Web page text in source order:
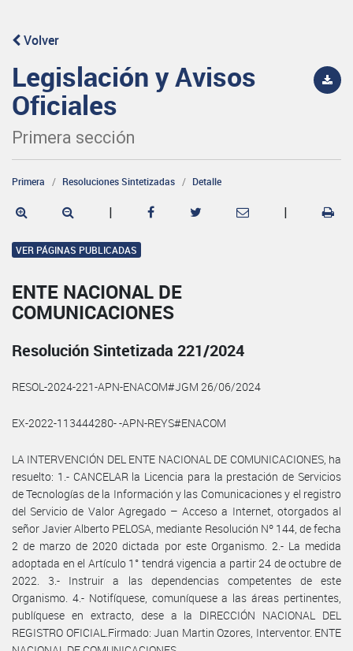
Volver
Legislación y Avisos
Oficiales
Primera sección
Primera Resoluciones Sintetizadas Detalle
| |
VER PÁGINAS PUBLICADAS
ENTE NACIONAL DE
COMUNICACIONES
Resolución Sintetizada 221/2024
RESOL-2024-221-APN-ENACOM#JGM 26/06/2024
EX-2022-113444280- -APN-REYS#ENACOM
LA INTERVENCIÓN DEL ENTE NACIONAL DE COMUNICACIONES, ha
resuelto: 1.- CANCELAR la Licencia para la prestación de Servicios
de Tecnologías de la Información y las Comunicaciones y el registro
del Servicio de Valor Agregado – Acceso a Internet, otorgados al
señor Javier Alberto PELOSA, mediante Resolución Nº 144, de fecha
2 de marzo de 2020 dictada por este Organismo. 2.- La medida
adoptada en el Artículo 1° tendrá vigencia a partir 24 de octubre de
2022. 3.- Instruir a las dependencias competentes de este
Organismo. 4.- Notifíquese, comuníquese a las áreas pertinentes,
publíquese en extracto, dese a la DIRECCIÓN NACIONAL DEL
REGISTRO OFICIAL.Firmado: Juan Martin Ozores, Interventor. ENTE